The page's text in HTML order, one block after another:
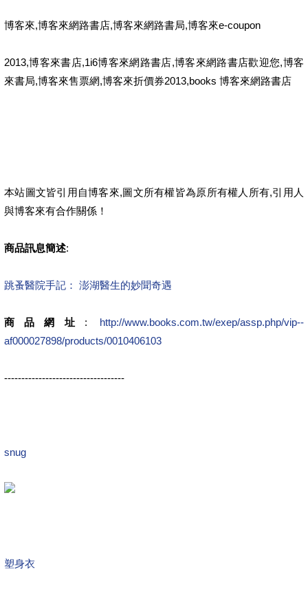
博客來,博客來網路書店,博客來網路書局,博客來e-coupon
2013,博客來書店,1i6博客來網路書店,博客來網路書店歡迎您,博客
來書局,博客來售票網,博客來折價券2013,books 博客來網路書店
本站圖文皆引用自博客來,圖文所有權皆為原所有權人所有,引用人
與博客來有合作關係！
商品訊息簡述:
跳蚤醫院手記： 澎湖醫生的妙聞奇遇
商品網址 : http://www.books.com.tw/exep/assp.php/vip--
af000027898/products/0010406103
-----------------------------------
snug
塑身衣